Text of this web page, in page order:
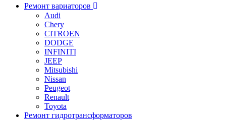
Ремонт вариаторов
Audi
Chery
CITROEN
DODGE
INFINITI
JEEP
Mitsubishi
Nissan
Peugeot
Renault
Toyota
Ремонт гидротрансформаторов